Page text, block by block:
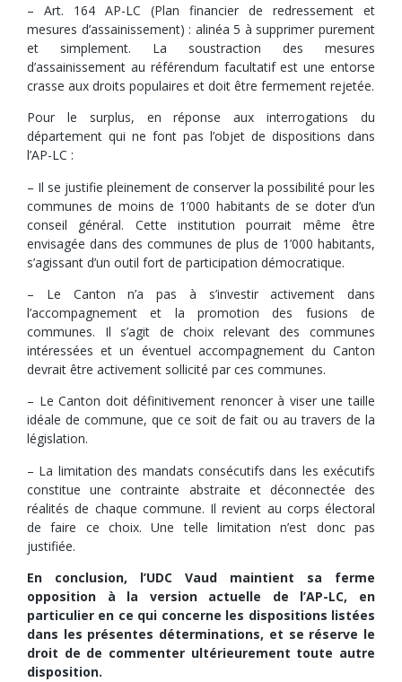
– Art. 164 AP-LC (Plan financier de redressement et
mesures d’assainissement) : alinéa 5 à supprimer purement
et simplement. La soustraction des mesures
d’assainissement au référendum facultatif est une entorse
crasse aux droits populaires et doit être fermement rejetée.
Pour le surplus, en réponse aux interrogations du
département qui ne font pas l’objet de dispositions dans
l’AP-LC :
– Il se justifie pleinement de conserver la possibilité pour les
communes de moins de 1’000 habitants de se doter d’un
conseil général. Cette institution pourrait même être
envisagée dans des communes de plus de 1’000 habitants,
s’agissant d’un outil fort de participation démocratique.
– Le Canton n’a pas à s’investir activement dans
l’accompagnement et la promotion des fusions de
communes. Il s’agit de choix relevant des communes
intéressées et un éventuel accompagnement du Canton
devrait être activement sollicité par ces communes.
– Le Canton doit définitivement renoncer à viser une taille
idéale de commune, que ce soit de fait ou au travers de la
législation.
– La limitation des mandats consécutifs dans les exécutifs
constitue une contrainte abstraite et déconnectée des
réalités de chaque commune. Il revient au corps électoral
de faire ce choix. Une telle limitation n’est donc pas
justifiée.
En conclusion, l’UDC Vaud maintient sa ferme
opposition à la version actuelle de l’AP-LC, en
particulier en ce qui concerne les dispositions listées
dans les présentes déterminations, et se réserve le
droit de de commenter ultérieurement toute autre
disposition.